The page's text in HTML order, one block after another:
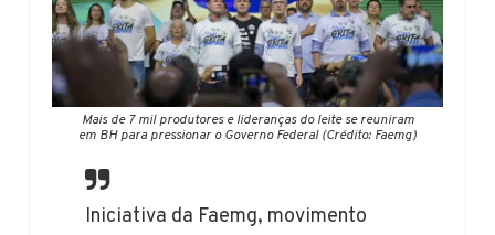
Mais de 7 mil produtores e lideranças do leite se reuniram
em BH para pressionar o Governo Federal (Crédito: Faemg)
Iniciativa da Faemg, movimento